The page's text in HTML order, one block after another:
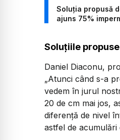
Soluția propusă
ajuns 75%
Soluțiile
Daniel Diaconu,
„Atunci când s-a
vedem în jurul
20 de cm mai jos,
diferență de nivel
astfel de acumulări